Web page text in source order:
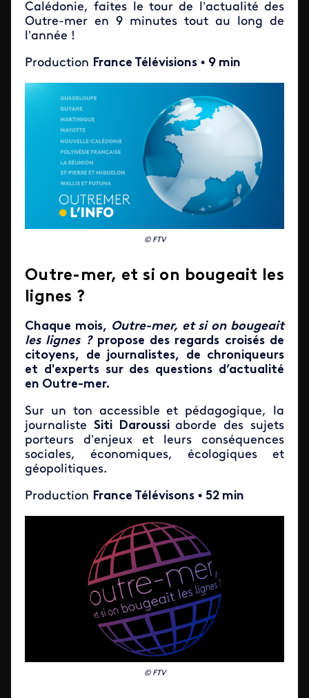
Calédonie, faites le tour de l’actualité des
Outre-mer en 9 minutes tout au long de
l’année !
Production France Télévisions • 9 min
© FTV
Outre-mer, et si on bougeait les
lignes ?
Chaque mois, Outre-mer, et si on bougeait
les lignes ?propose des regards croisés de
citoyens, de journalistes, de chroniqueurs
et d'experts sur des questions d’actualité
en Outre-mer.
Sur un ton accessible et pédagogique, la
journaliste Siti Daroussiaborde des sujets
porteurs d’enjeux et leurs conséquences
sociales, économiques, écologiques et
géopolitiques.
Production France Télévisons • 52 min
© FTV